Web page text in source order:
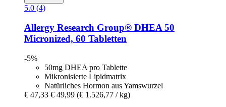
5.0 (4)
Allergy Research Group® DHEA 50
Micronized, 60 Tabletten
-5%
50mg DHEA pro Tablette
Mikronisierte Lipidmatrix
Natürliches Hormon aus Yamswurzel
€ 47,33 € 49,99 (€ 1.526,77 / kg)